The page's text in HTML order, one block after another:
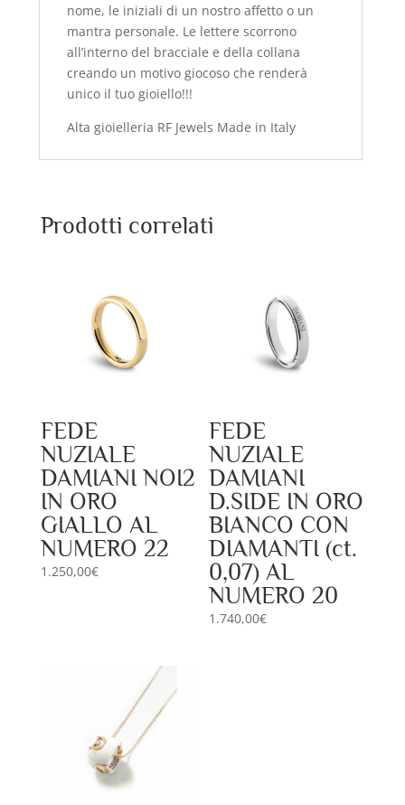
nome, le iniziali di un nostro affetto o un
mantra personale. Le lettere scorrono
all’interno del bracciale e della collana
creando un motivo giocoso che renderà
unico il tuo gioiello!!!
Alta gioielleria RF Jewels Made in Italy
Prodotti correlati
FEDE
NUZIALE
DAMIANI NOI2
IN ORO
GIALLO AL
NUMERO 22
1.250,00€
FEDE
NUZIALE
DAMIANI
D.SIDE IN ORO
BIANCO CON
DIAMANTI (ct.
0,07) AL
NUMERO 20
1.740,00€